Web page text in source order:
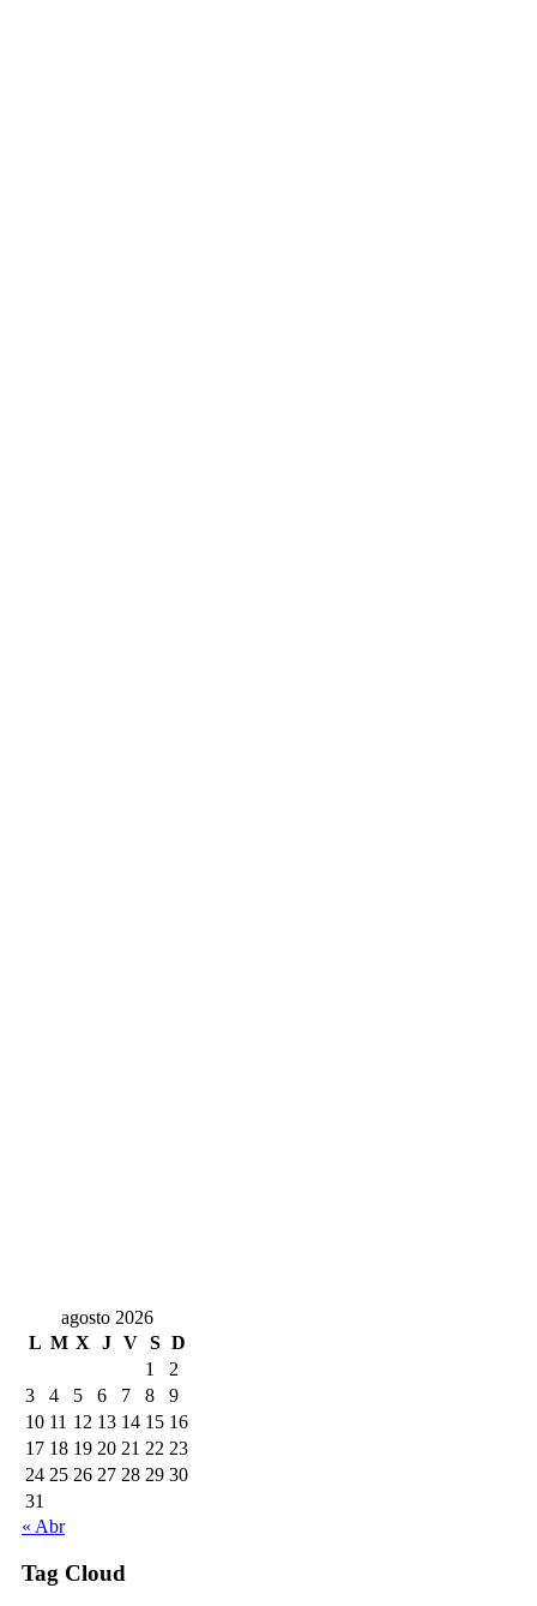
agosto 2026
L M X J V S D
1
2
3
4 5 6 7 8
9
10 11 12 13 14 15 16
17 18 19 20 21 22 23
24 25 26 27 28 29 30
31
« Abr
Tag Cloud